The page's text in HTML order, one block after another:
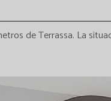
de Terrassa. La